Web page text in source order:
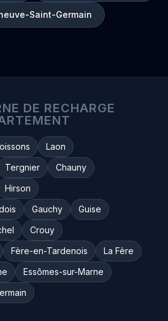
Saint-Germain
DE RECHARGE
Laon
Tergnier
Chauny
Hirson
Gauchy
Guise
Crouy
Fère-en-Tardenois
La Fère
Essômes-sur-Marne